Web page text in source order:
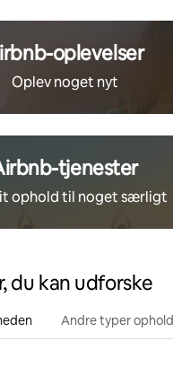
oplevelser
Oplev noget nyt
tjenester
ophold til noget særligt
du kan udforske
Andre typer ophold